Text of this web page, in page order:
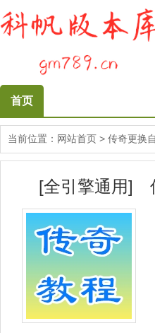
首页
当前位置： 网站首页 > 传奇更换
[全引擎通用]